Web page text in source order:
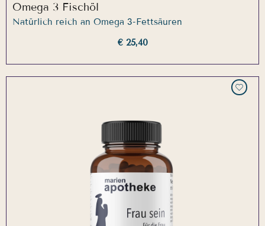
Omega 3 Fischöl
Natürlich reich an Omega 3-Fettsäuren
€ 25,40